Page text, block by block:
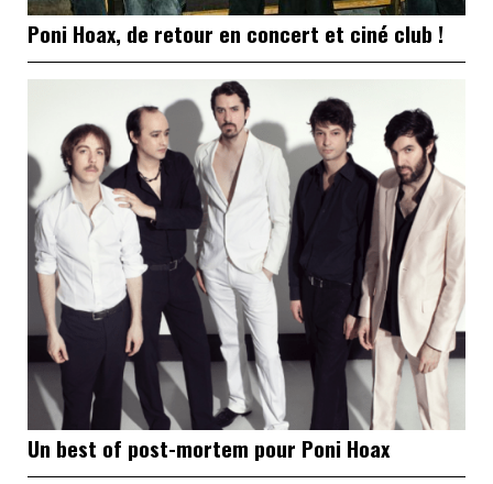
Poni Hoax, de retour en concert et ciné club !
Un best of post-mortem pour Poni Hoax